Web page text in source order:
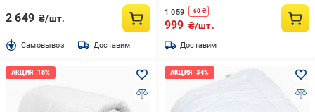
2 649 ₴/шт.
Cамовывоз Доставим
1 059 -60 ₴
999 ₴/шт.
Доставим